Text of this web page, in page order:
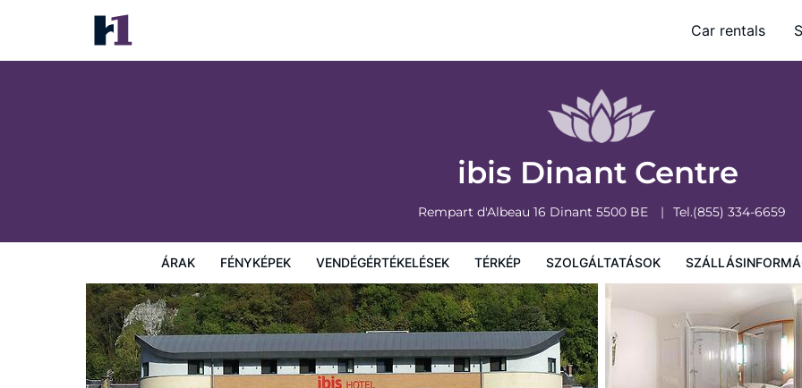
Car rentals
ibis Dinant Centre
Rempart d'Albeau 16 Dinant 5500 BE Tel.(855) 334-6659
ÁRAK FÉNYKÉPEK VENDÉGÉRTÉKELÉSEK TÉRKÉP SZOLGÁLTATÁSOK
ibis Dinant Centre
Árak Fényképek A szálláshely szabályzata